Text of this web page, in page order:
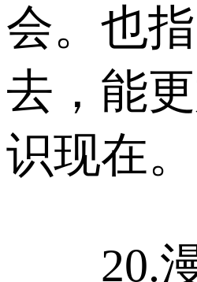
会。也
去，能
识现在。
20.漫